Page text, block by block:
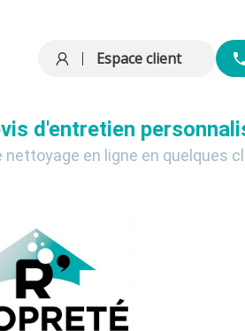
Espace client
d'entretien
nettoyage en ligne en quelques